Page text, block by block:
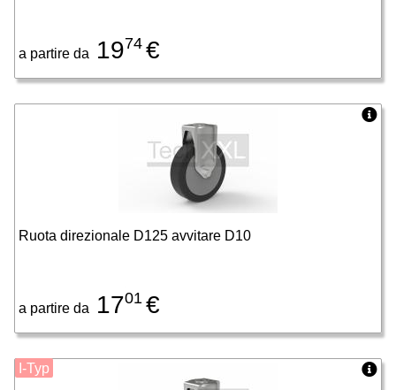
a partire da 1974 €
Ruota direzionale D125 avvitare D10
a partire da 1701 €
I-Typ